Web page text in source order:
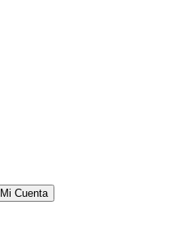
Cuenta